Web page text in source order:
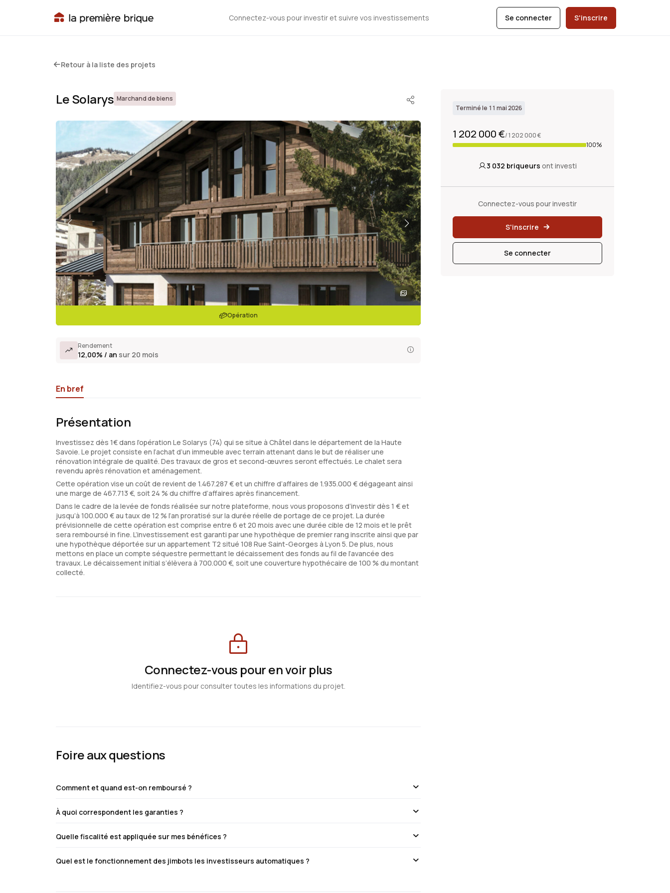
Connectez-vous pour investir et suivre vos investissements Se connecter S'inscrire
Retour à la liste des projets
Le Solarys Marchand de biens
Opération
Rendement
12,00% / an sur 20 mois
En bref
Présentation
Investissez dès 1€ dans l’opération Le Solarys (74) qui se situe à Châtel dans le département de la Haute
Savoie. Le projet consiste en l’achat d’un immeuble avec terrain attenant dans le but de réaliser une
rénovation intégrale de qualité. Des travaux de gros et second-œuvres seront effectués. Le chalet sera
revendu après rénovation et aménagement.
Cette opération vise un coût de revient de 1.467.287 € et un chiffre d’affaires de 1.935.000 € dégageant ainsi
une marge de 467.713 €, soit 24 % du chiffre d’affaires après financement.
Dans le cadre de la levée de fonds réalisée sur notre plateforme, nous vous proposons d’investir dès 1 € et
jusqu’à 100.000 € au taux de 12 % l’an proratisé sur la durée réelle de portage de ce projet. La durée
prévisionnelle de cette opération est comprise entre 6 et 20 mois avec une durée cible de 12 mois et le prêt
sera remboursé in fine. L’investissement est garanti par une hypothèque de premier rang inscrite ainsi que par
une hypothèque déportée sur un appartement T2 situé 108 Rue Saint-Georges à Lyon 5. De plus, nous
mettons en place un compte séquestre permettant le décaissement des fonds au fil de l’avancée des
travaux. Le décaissement initial s’élèvera à 700.000 €, soit une couverture hypothécaire de 100 % du montant
collecté.
Connectez-vous pour en voir plus
Identifiez-vous pour consulter toutes les informations du projet.
Foire aux questions
Comment et quand est-on remboursé ?
À quoi correspondent les garanties ?
Quelle fiscalité est appliquée sur mes bénéfices ?
Quel est le fonctionnement des jimbots les investisseurs automatiques ?
Terminé le 11 mai 2026
1 202 000 €/ 1 202 000 €
100%
3 032 briqueurs ont investi
Connectez-vous pour investir
S'inscrire
Se connecter